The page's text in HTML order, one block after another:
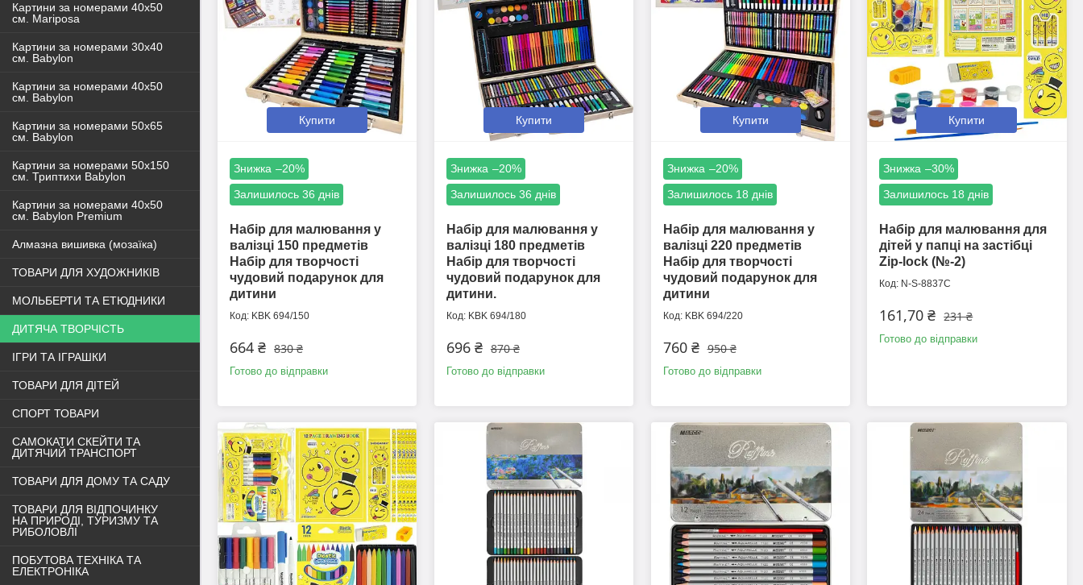
Купити
–20%
Залишилось 36 днів
Набір для малювання у
валізці 150 предметів
Набір для творчості
чудовий подарунок для
дитини
KBK 694/150
830 ₴
664 ₴
Готово до відправки
Купити
–20%
Залишилось 36 днів
Набір для малювання у
валізці 180 предметів
Набір для творчості
чудовий подарунок для
дитини.
KBK 694/180
870 ₴
696 ₴
Готово до відправки
Купити
–20%
Залишилось 18 днів
Набір для малювання у
валізці 220 предметів
Набір для творчості
чудовий подарунок для
дитини
KBK 694/220
950 ₴
760 ₴
Готово до відправки
Купити
–30%
Залишилось 18 днів
Набір для малювання для
дітей у папці на застібці
Zip-lock (№-2)
N-S-8837C
231 ₴
161,70 ₴
Готово до відправки
Картини за номерами 40х50
см. Mariposa
Картини за номерами 30х40
см. Babylon
Картини за номерами 40х50
см. Babylon
Картини за номерами 50х65
см. Babylon
Картини за номерами 50х150
см. Триптихи Babylon
Картини за номерами 40х50
см. Babylon Premium
Алмазна вишивка (мозаїка)
ТОВАРИ ДЛЯ ХУДОЖНИКІВ
МОЛЬБЕРТИ ТА ЕТЮДНИКИ
ДИТЯЧА ТВОРЧІСТЬ
ІГРИ ТА ІГРАШКИ
ТОВАРИ ДЛЯ ДІТЕЙ
СПОРТ ТОВАРИ
САМОКАТИ СКЕЙТИ ТА
ДИТЯЧИЙ ТРАНСПОРТ
ТОВАРИ ДЛЯ ДОМУ ТА САДУ
ТОВАРИ ДЛЯ ВІДПОЧИНКУ
НА ПРИРОДІ, ТУРИЗМУ ТА
РИБОЛОВЛІ
ПОБУТОВА ТЕХНІКА ТА
ЕЛЕКТРОНІКА